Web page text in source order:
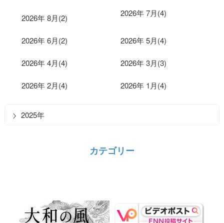
2026年 8月(2) 2026年 7月(4)
2026年 6月(2) 2026年 5月(4)
2026年 4月(4) 2026年 3月(3)
2026年 2月(4) 2026年 1月(4)
2025年
カテゴリー